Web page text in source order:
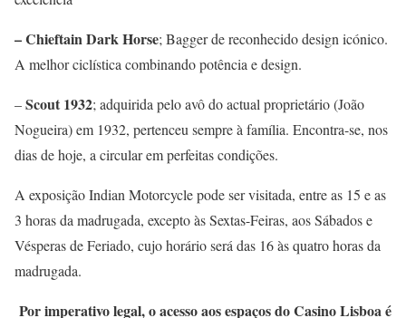
– Chieftain Dark Horse; Bagger de reconhecido design icónico.
A melhor ciclística combinando potência e design.
–Scout 1932; adquirida pelo avô do actual proprietário (João
Nogueira) em 1932, pertenceu sempre à família. Encontra-se, nos
dias de hoje, a circular em perfeitas condições.
A exposição Indian Motorcycle pode ser visitada, entre as 15 e as
3 horas da madrugada, excepto às Sextas-Feiras, aos Sábados e
Vésperas de Feriado, cujo horário será das 16 às quatro horas da
madrugada.
Por imperativo legal, o acesso aos espaços do Casino Lisboa é